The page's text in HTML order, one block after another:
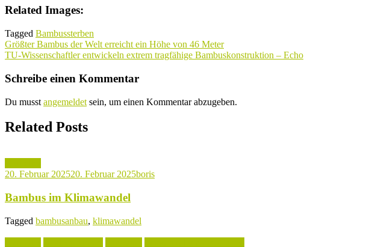
Related Images:
Tagged Bambussterben
Beitragsnavigation
Größter Bambus der Welt erreicht ein Höhe von 46 Meter
TU-Wissenschaftler entwickeln extrem tragfähige Bambuskonstruktion – Echo
Schreibe einen Kommentar
Du musst angemeldet sein, um einen Kommentar abzugeben.
Related Posts
20. Februar 202520. Februar 2025boris
Bambus im Klimawandel
Tagged bambusanbau, klimawandel